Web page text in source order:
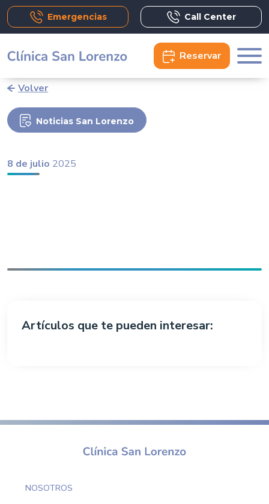
Emergencias Call Center
Reservar
Volver
Noticias San Lorenzo
8 de julio 2025
Artículos que te pueden interesar:
NOSOTROS